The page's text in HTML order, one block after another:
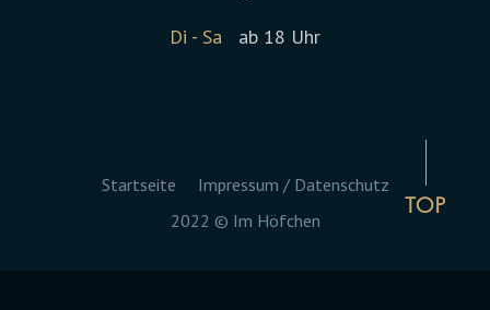
Di - Sa ab 18 Uhr
Startseite
Impressum / Datenschutz
2022 © Im Höfchen
TOP